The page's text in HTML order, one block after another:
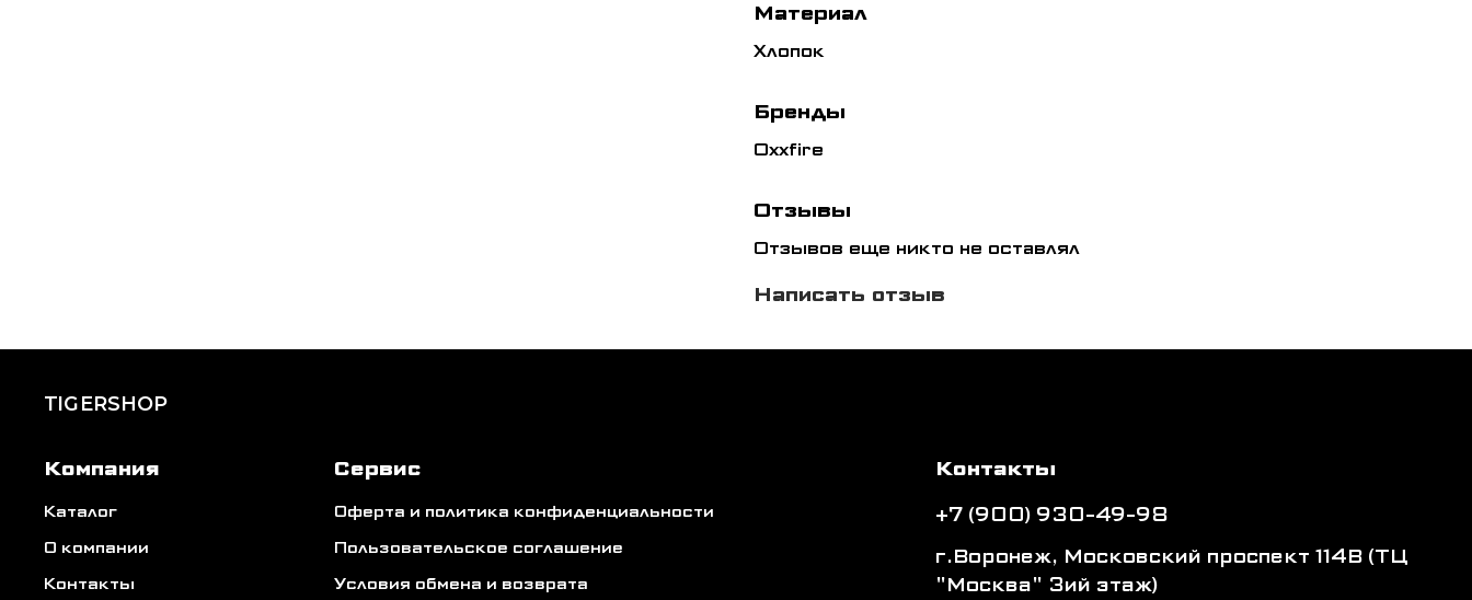
Материал
Хлопок
Бренды
Oxxfire
Отзывы
Отзывов еще никто не оставлял
Написать отзыв
TIGERSHOP
Компания
Каталог
О компании
Контакты
Сервис
Оферта и политика конфиденциальности
Пользовательское соглашение
Условия обмена и возврата
Контакты
+7 (900) 930-49-98
г.Воронеж, Московский проспект 114В (ТЦ
"Москва" 3ий этаж)